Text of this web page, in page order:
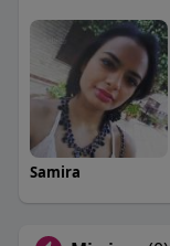
Samira